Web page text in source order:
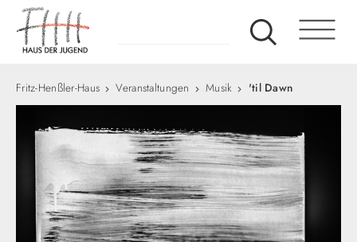
Fritz-Henßler-Haus Veranstaltungen Musik 'til Dawn